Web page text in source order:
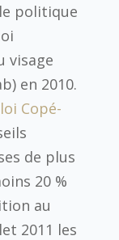
politique
visage
en 2010.
Copé-
de plus
20 %
au
2011 les